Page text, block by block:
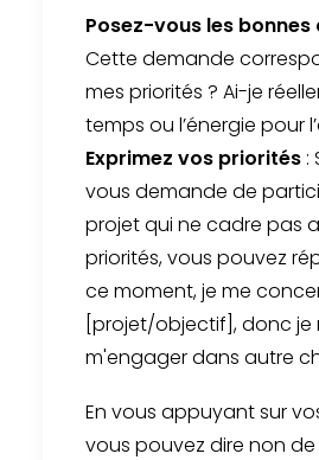
Posez-vous les bonnes
Cette demande
mes priorités ? Ai-je
temps ou l’énergie pour
Exprimez vos priorités :
vous demande de
projet qui ne cadre pas
priorités, vous pouvez
ce moment, je me
[projet/objectif], donc je
m'engager dans autre
En vous appuyant sur
vous pouvez dire non